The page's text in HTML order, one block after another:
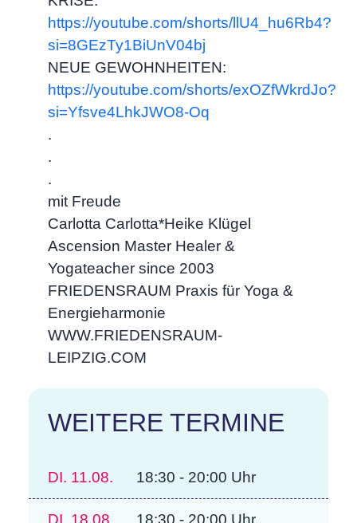
https://youtube.com/shorts/llU4_hu6Rb4?
si=8GEzTy1BiUnV04bj
NEUE GEWOHNHEITEN:
https://youtube.com/shorts/exOZfWkrdJo?
si=Yfsve4LhkJWO8-Oq
.
.
.
mit Freude
Carlotta Carlotta*Heike Klügel
Ascension Master Healer &
Yogateacher since 2003
FRIEDENSRAUM Praxis für Yoga &
Energieharmonie
WWW.FRIEDENSRAUM-
LEIPZIG.COM
WEITERE TERMINE
DI. 11.08. 18:30 - 20:00 Uhr
DI. 18.08. 18:30 - 20:00 Uhr